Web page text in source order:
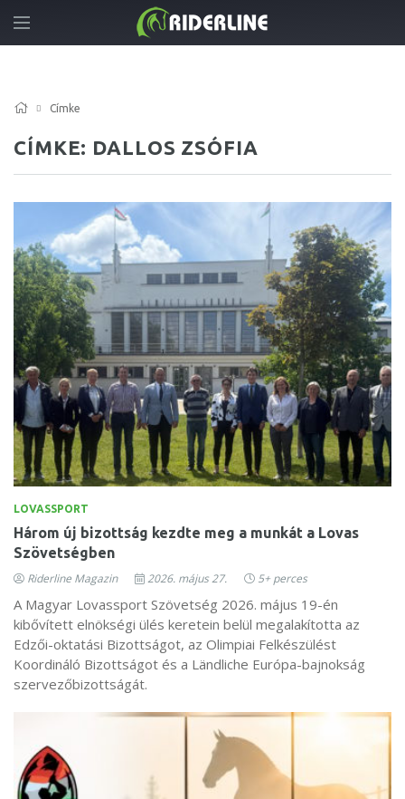
Címke
CÍMKE: DALLOS ZSÓFIA
LOVASSPORT
Három új bizottság kezdte meg a munkát a Lovas
Szövetségben
Riderline Magazin 2026. május 27. 5+ perces
A Magyar Lovassport Szövetség 2026. május 19-én
kibővített elnökségi ülés keretein belül megalakította az
Edzői-oktatási Bizottságot, az Olimpiai Felkészülést
Koordináló Bizottságot és a Ländliche Európa-bajnokság
szervezőbizottságát.